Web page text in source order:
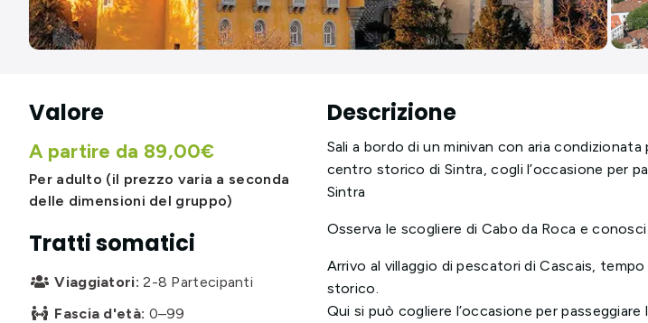
Valore
A partire da 89,00€
Per adulto (il prezzo varia a seconda
delle dimensioni del gruppo)
Tratti somatici
 Viaggiatori:2-8 Partecipanti
 Fascia d'età: 0–99
Descrizione
Sali a bordo di un minivan con aria condizionata
centro storico di Sintra, cogli l’occasione per
Sintra
Osserva le scogliere di Cabo da Roca e
Arrivo al villaggio di pescatori di Cascais,
storico.
Qui si può cogliere l’occasione per passeggiare